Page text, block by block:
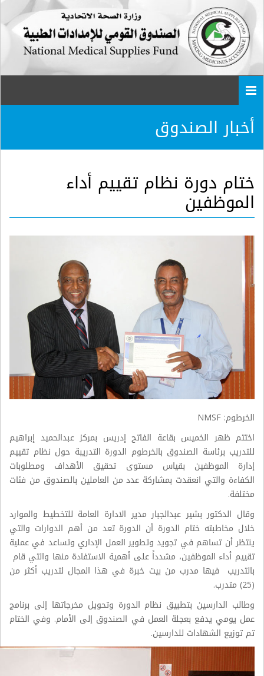
أخبار الصندوق
ختام دورة نظام تقييم أداء
الموظفين
الخرطوم: NMSF
اختتم ظهر الخميس بقاعة الفاتح إدريس بمركز عبدالحميد إبراهيم
للتدريب برئاسة الصندوق بالخرطوم الدورة التدريبة حول نظام تقييم
إدارة الموظفين بقياس مستوى تحقيق الأهداف ومطلوبات
الكفاءة والتي انعقدت بمشاركة عدد من العاملين بالصندوق من فئات
مختلفة.
وقال الدكتور بشير عبدالجبار مدير الادارة العامة للتخطيط والموارد
خلال مخاطبته ختام الدورة أن الدورة تعد من أهم الدوارات والتي
ينتظر أن تساهم في تجويد وتطوير العمل الإداري وتساعد في عملية
تقييم أداء الموظفين، مشدداً على أهمية الاستفادة منها والتي قام
بالتدريب فيها مدرب من بيت خبرة في هذا المجال لتدريب أكثر من
(25) متدرب.
وطالب الدارسين بتطبيق نظام الدورة وتحويل مخرجاتها إلى برنامج
عمل يومي يدفع بعجلة العمل في الصندوق إلى الأمام. وفي الختام
تم توزيع الشهادات للدارسين.